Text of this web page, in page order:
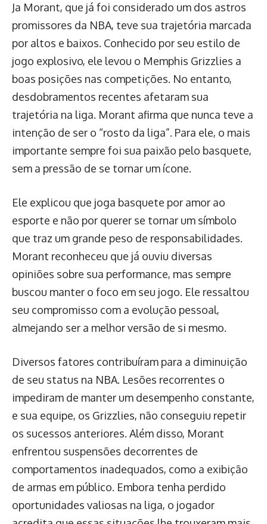
Ja Morant, que já foi considerado um dos astros
promissores da NBA, teve sua trajetória marcada
por altos e baixos. Conhecido por seu estilo de
jogo explosivo, ele levou o Memphis Grizzlies a
boas posições nas competições. No entanto,
desdobramentos recentes afetaram sua
trajetória na liga. Morant afirma que nunca teve a
intenção de ser o “rosto da liga”. Para ele, o mais
importante sempre foi sua paixão pelo basquete,
sem a pressão de se tornar um ícone.
Ele explicou que joga basquete por amor ao
esporte e não por querer se tornar um símbolo
que traz um grande peso de responsabilidades.
Morant reconheceu que já ouviu diversas
opiniões sobre sua performance, mas sempre
buscou manter o foco em seu jogo. Ele ressaltou
seu compromisso com a evolução pessoal,
almejando ser a melhor versão de si mesmo.
Diversos fatores contribuíram para a diminuição
de seu status na NBA. Lesões recorrentes o
impediram de manter um desempenho constante,
e sua equipe, os Grizzlies, não conseguiu repetir
os sucessos anteriores. Além disso, Morant
enfrentou suspensões decorrentes de
comportamentos inadequados, como a exibição
de armas em público. Embora tenha perdido
oportunidades valiosas na liga, o jogador